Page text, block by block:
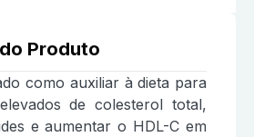
Produto
como auxiliar à dieta para
de colesterol total,
e aumentar o HDL-C em